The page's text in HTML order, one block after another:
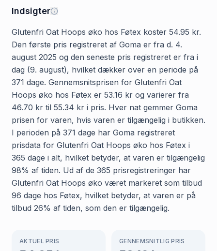
Indsigter
Glutenfri Oat Hoops øko hos Føtex koster 54.95 kr.
Den første pris registreret af Goma er fra d. 4.
august 2025 og den seneste pris registreret er fra i
dag (9. august), hvilket dækker over en periode på
371 dage. Gennemsnitsprisen for Glutenfri Oat
Hoops øko hos Føtex er 53.16 kr og varierer fra
46.70 kr til 55.34 kr i pris. Hver nat gemmer Goma
prisen for varen, hvis varen er tilgængelig i butikken.
I perioden på 371 dage har Goma registreret
prisdata for Glutenfri Oat Hoops øko hos Føtex i
365 dage i alt, hvilket betyder, at varen er tilgængelig
98% af tiden. Ud af de 365 prisregistreringer har
Glutenfri Oat Hoops øko været markeret som tilbud
96 dage hos Føtex, hvilket betyder, at varen er på
tilbud 26% af tiden, som den er tilgængelig.
AKTUEL PRIS GENNEMSNITLIG PRIS